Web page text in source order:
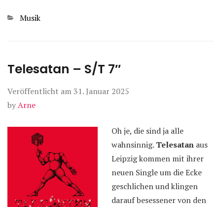
Kategorien
Musik
Telesatan – S/T 7″
Veröffentlicht am 31. Januar 2025
byArne
Oh je, die sind ja alle
wahnsinnig. Telesatan aus
Leipzig kommen mit ihrer
neuen Single um die Ecke
geschlichen und klingen
darauf besessener von den